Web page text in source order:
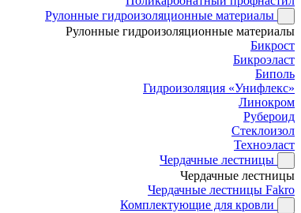
Рулонные гидроизоляционные материалы
Рулонные гидроизоляционные материалы
Бикрост
Бикроэласт
Биполь
Гидроизоляция «Унифлекс»
Линокром
Рубероид
Стеклоизол
Техноэласт
Чердачные лестницы
Чердачные лестницы
Чердачные лестницы Fakro
Комплектующие для кровли